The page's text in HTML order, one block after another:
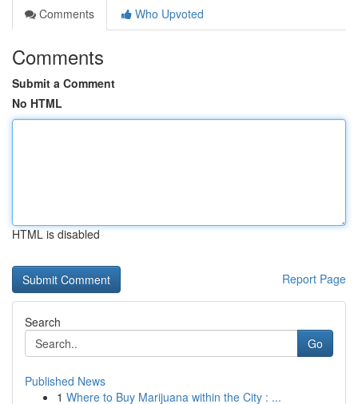
Comments
Who Upvoted
Comments
Submit a Comment
No HTML
HTML is disabled
Report Page
Search
Go
Published News
1 Where to Buy Marijuana within the City : ...